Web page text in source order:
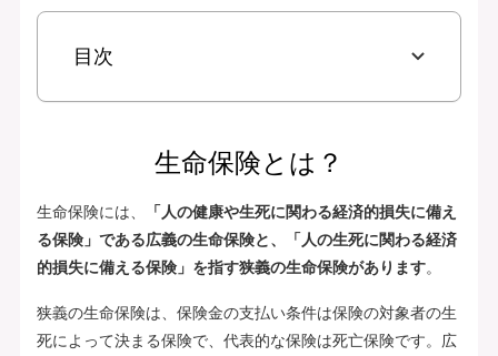
目次
生命保険とは？
生命保険には、
「人の健康や生死に関わる経済的損失に備え
る保険」である広義の生命保険と、「人の生死に関わる経済
的損失に備える保険」を指す狭義の生命保険があります。
狭義の生命保険は、保険金の支払い条件は保険の対象者の生
死によって決まる保険で、代表的な保険は死亡保険です。広